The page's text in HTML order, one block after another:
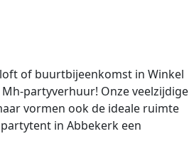
of buurtbijeenkomst in Winkel
partyverhuur! Onze veelzijdige
vormen ook de ideale ruimte
in Abbekerk een